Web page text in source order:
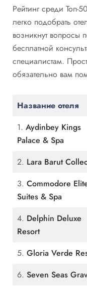
Рейтинг среди Топ-
легко подобрать
возникнут вопросы
бесплатной
специалистам.
обязательно вам
Название отеля
1. Aydinbey Kings
Palace & Spa
2. Lara Barut
3. Commodore
Suites & Spa
4. Delphin Deluxe
Resort
5. Gloria Verde
6. Seven Seas